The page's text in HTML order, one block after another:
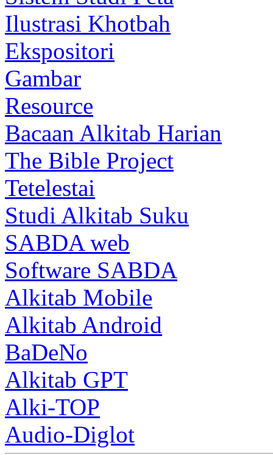
Ilustrasi Khotbah
Ekspositori
Gambar
Resource
Bacaan Alkitab Harian
The Bible Project
Tetelestai
Studi Alkitab Suku
SABDA web
Software SABDA
Alkitab Mobile
Alkitab Android
BaDeNo
Alkitab GPT
Alki-TOP
Audio-Diglot